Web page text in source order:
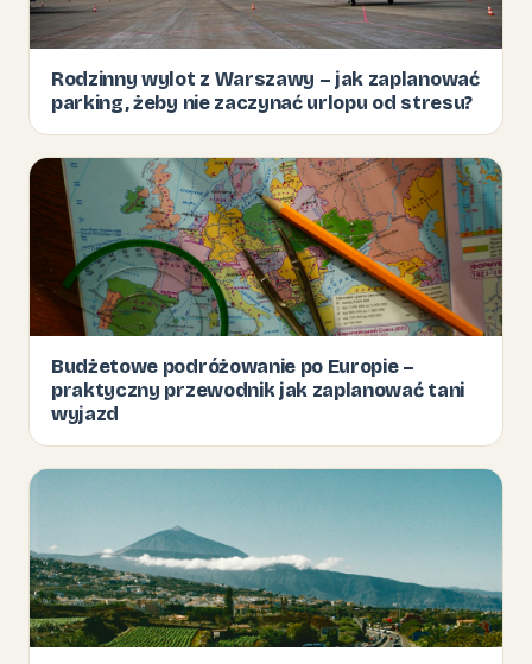
Rodzinny wylot z Warszawy – jak zaplanować
parking, żeby nie zaczynać urlopu od stresu?
Budżetowe podróżowanie po Europie –
praktyczny przewodnik jak zaplanować tani
wyjazd